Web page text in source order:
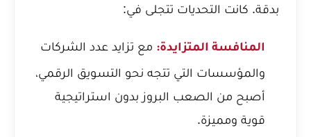
بدقة. كانت التحديات تتجلى في:
المنافسة المتزايدة: مع تزايد عدد الشركات
والمؤسسات التي تتجه نحو التسويق الرقمي،
أصبح من الصعب البروز بدون استراتيجية
قوية ومميزة.